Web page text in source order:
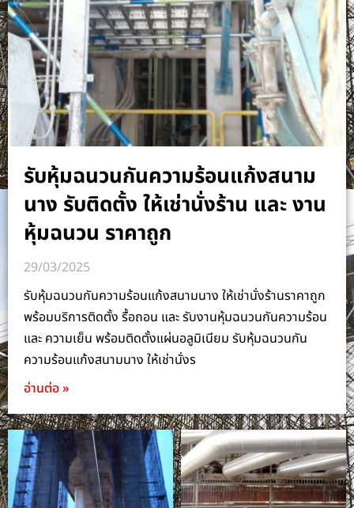
รับหุ้มฉนวนกันความร้อนแก้งสนาม
นาง รับติดตั้ง ให้เช่านั่งร้าน และ งาน
หุ้มฉนวน ราคาถูก
29/03/2025
รับหุ้มฉนวนกันความร้อนแก้งสนามนาง ให้เช่านั่งร้านราคาถูก
พร้อมบริการติดตั้ง รื้อถอน และ รับงานหุ้มฉนวนกันความร้อน
และ ความเย็น พร้อมติดตั้งแผ่นอลูมิเนียม รับหุ้มฉนวนกัน
ความร้อนแก้งสนามนาง ให้เช่านั่งร
อ่านต่อ »